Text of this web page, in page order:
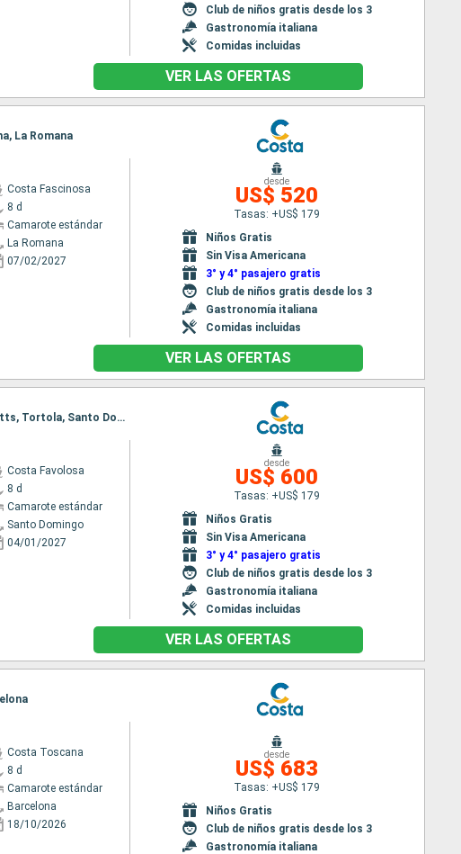
Club de niños gratis desde los 3
Gastronomía italiana
Comidas incluidas
VER LAS OFERTAS
La Romana
Costa Fascinosa
8 d
Camarote estándar
La Romana
07/02/2027
desde
US$ 520
Tasas: +US$ 179
Niños Gratis
Sin Visa Americana
3° y 4° pasajero gratis
Club de niños gratis desde los 3
Gastronomía italiana
Comidas incluidas
VER LAS OFERTAS
Itinerario : Santo Domingo, Antigua, Fort-de-France, Pointe a pitre (Guadalupe), St Kitts, Tortola, Santo Domingo
Costa Favolosa
8 d
Camarote estándar
Santo Domingo
04/01/2027
desde
US$ 600
Tasas: +US$ 179
Niños Gratis
Sin Visa Americana
3° y 4° pasajero gratis
Club de niños gratis desde los 3
Gastronomía italiana
Comidas incluidas
VER LAS OFERTAS
Costa Toscana
8 d
Camarote estándar
Barcelona
18/10/2026
desde
US$ 683
Tasas: +US$ 179
Niños Gratis
Club de niños gratis desde los 3
Gastronomía italiana